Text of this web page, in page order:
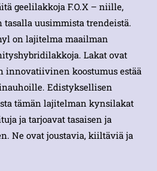
geelilakkoja F.O.X – niille,
tasalla uusimmista trendeistä.
on lajitelma maailman
Lakat ovat
innovatiivinen koostumus estää
Edistyksellisen
tämän lajitelman kynsilakat
ja tarjoavat tasaisen ja
Ne ovat joustavia, kiiltäviä ja